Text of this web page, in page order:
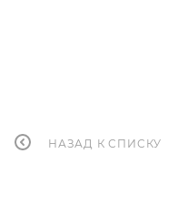
НАЗАД К СПИСКУ